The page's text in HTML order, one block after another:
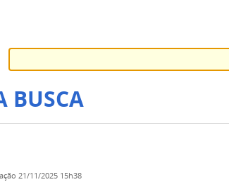
BUSCA
21/11/2025 15h38